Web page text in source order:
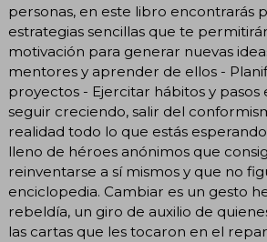
personas, en este libro encontrarás
estrategias sencillas que te
motivación para generar nuevas
mentores y aprender de ellos -
proyectos - Ejercitar hábitos y pasos
seguir creciendo, salir del
realidad todo lo que estás
lleno de héroes anónimos que
reinventarse a sí mismos y que no
enciclopedia. Cambiar es un gesto
rebeldía, un giro de auxilio de
las cartas que les tocaron en el